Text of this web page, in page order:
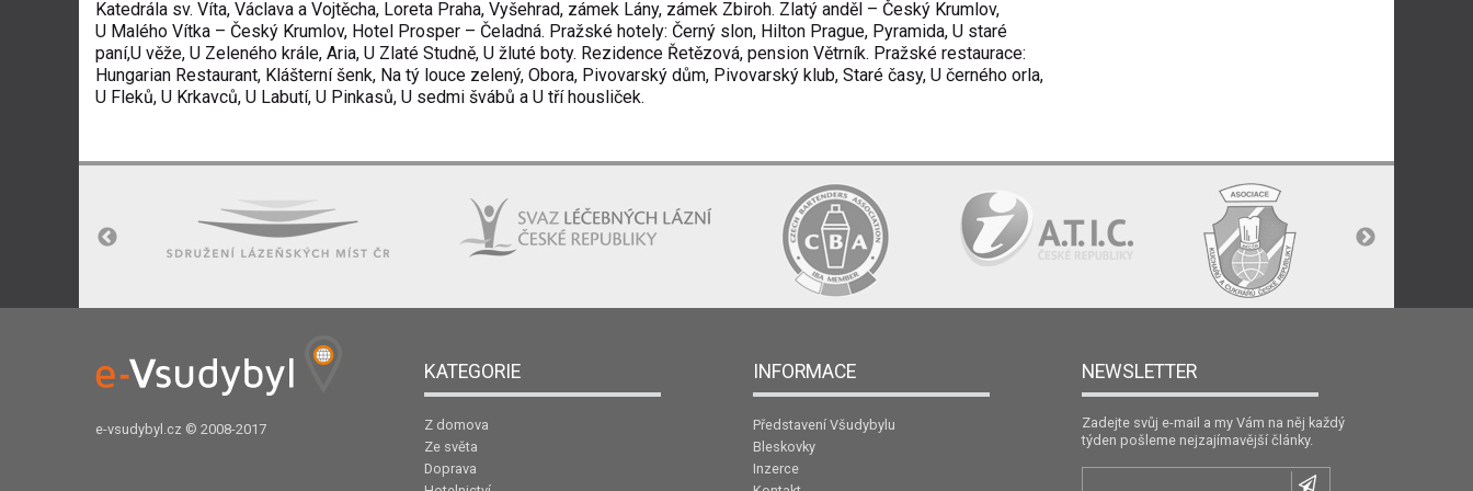
Katedrála sv. Víta, Václava a Vojtěcha, Loreta Praha, Vyšehrad, zámek Lány, zámek Zbiroh. Zlatý anděl – Český Krumlov,
U Malého Vítka – Český Krumlov, Hotel Prosper – Čeladná. Pražské hotely: Černý slon, Hilton Prague, Pyramida, U staré
paní,U věže, U Zeleného krále, Aria, U Zlaté Studně, U žluté boty. Rezidence Řetězová, pension Větrník. Pražské restaurace:
Hungarian Restaurant, Klášterní šenk, Na tý louce zelený, Obora, Pivovarský dům, Pivovarský klub, Staré časy, U černého orla,
U Fleků, U Krkavců, U Labutí, U Pinkasů, U sedmi švábů a U tří housliček.
e-vsudybyl.cz © 2008-2017
KATEGORIE
Z domova
Ze světa
Doprava
INFORMACE
Představení Všudybylu
Bleskovky
Inzerce
NEWSLETTER
Zadejte svůj e-mail a my Vám na něj každý
týden pošleme nejzajímavější články.